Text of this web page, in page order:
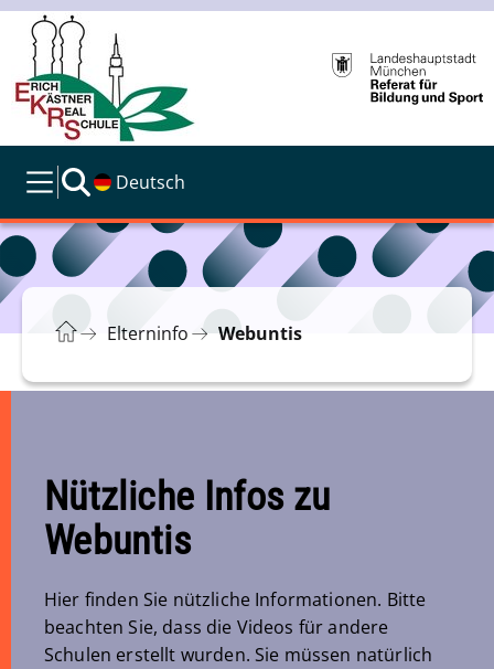
Deutsch
Elterninfo Webuntis
Nützliche Infos zu
Webuntis
Hier finden Sie nützliche Informationen. Bitte
beachten Sie, dass die Videos für andere
Schulen erstellt wurden. Sie müssen natürlich